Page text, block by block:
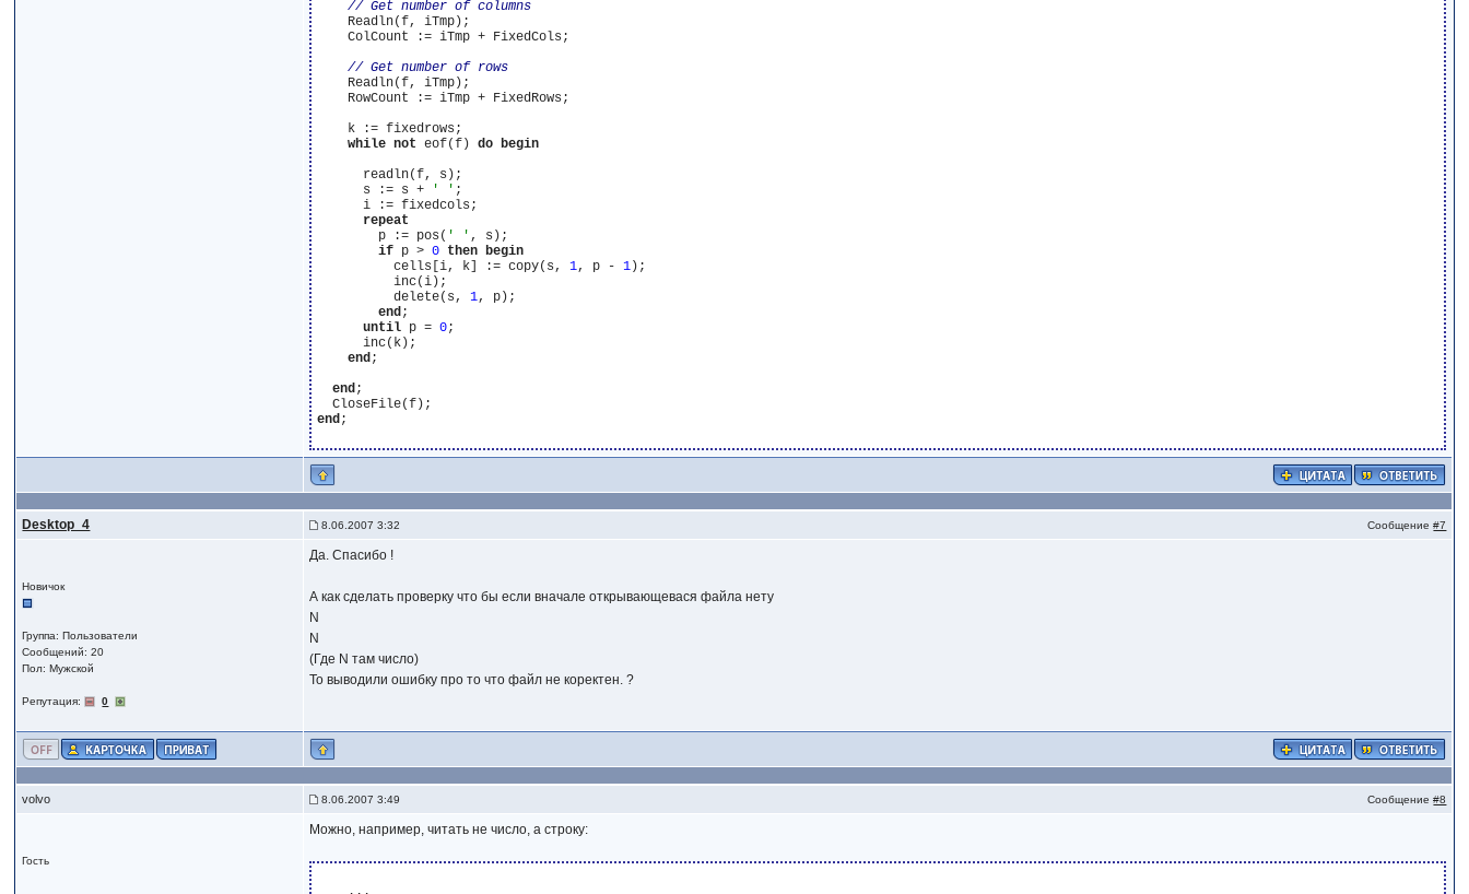
    Readln(f, iTmp);
    ColCount := iTmp + FixedCols;
    Readln(f, iTmp);
    RowCount := iTmp + FixedRows;
    k := fixedrows;
while not eof(f) do begin
      readln(f, s);
      s := s +
' ' ;
      i := fixedcols;
repeat
        p := pos(
' ' , s);
if p > 0 then begin
          cells[i, k] := copy(s,
1, p - 1 );
          inc(i);
          delete(s,
1, p);
end;
until p = 0;
      inc(k);
end;
end;
end;
Desktop_4 8.06.2007 3:32 Сообщение#7
Новичок
Группа: Пользователи
Сообщений: 20
Пол: Мужской
Репутация: 0
Да. Спасибо !
А как сделать проверку что бы если вначале открывающевася файла нету
N
N
(Где N там число)
То выводили ошибку про то что файл не коректен. ?
volvo 8.06.2007 3:49 Сообщение#8
Гость
Можно, например, читать не число, а строку: